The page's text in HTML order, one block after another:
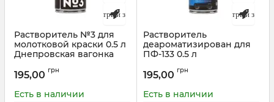
Быстрый заказ
Растворитель №3 для
молотковой краски 0.5 л
Днепровская вагонка
195,00 грн
Есть в наличии
Быстрый заказ
Растворитель
деароматизирован для
ПФ-133 0.5 л
Артикул: 04-05
195,00 грн
Есть в наличии